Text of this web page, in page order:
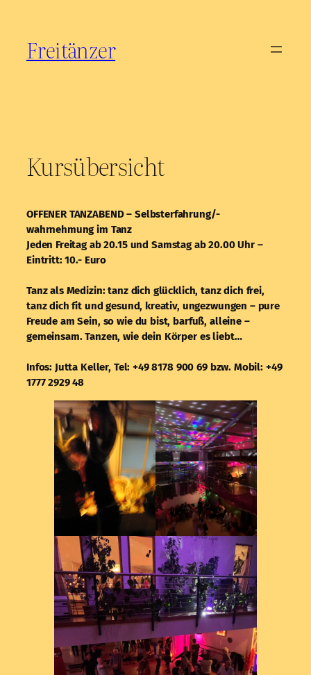
springenFreitänzer
Kursübersicht
OFFENER TANZABEND – Selbsterfahrung/-
wahrnehmung im Tanz
Jeden Freitag ab 20.15 und Samstag ab 20.00 Uhr –
Eintritt: 10.- Euro
Tanz als Medizin: tanz dich glücklich, tanz dich frei,
tanz dich fit und gesund, kreativ, ungezwungen – pure
Freude am Sein, so wie du bist, barfuß, alleine –
gemeinsam. Tanzen, wie dein Körper es liebt…
Infos: Jutta Keller, Tel: +49 8178 900 69 bzw. Mobil: +49
1777 2929 48